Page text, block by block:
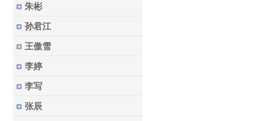
朱彬
孙君江
王傲雪
李婷
李写
张辰